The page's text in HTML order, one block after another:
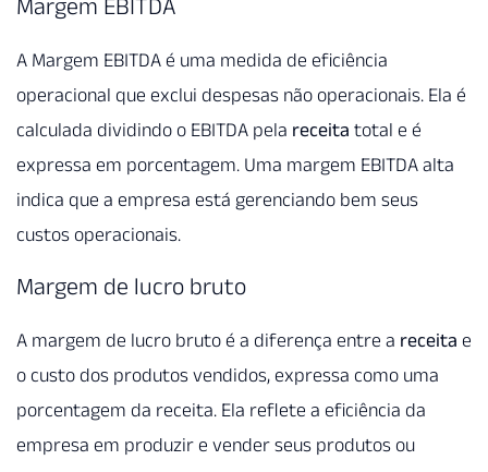
A Margem EBITDA é uma medida de eficiência
operacional que exclui despesas não operacionais. Ela é
calculada dividindo o EBITDA pela receita total e é
expressa em porcentagem. Uma margem EBITDA alta
indica que a empresa está gerenciando bem seus
custos operacionais.
Margem de lucro bruto
A margem de lucro bruto é a diferença entre a receita e
o custo dos produtos vendidos, expressa como uma
porcentagem da receita. Ela reflete a eficiência da
empresa em produzir e vender seus produtos ou